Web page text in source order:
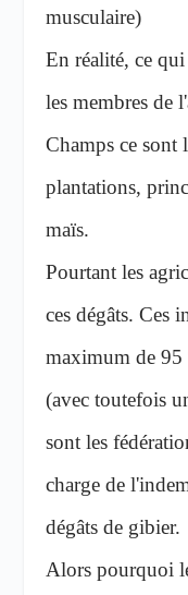
musculaire)
En réalité, ce
les membres de
Champs ce sont
plantations,
maïs.
Pourtant les
ces dégâts. Ces
maximum de 95
(avec toutefois
sont les
charge de
dégâts de gibier.
Alors pourquoi